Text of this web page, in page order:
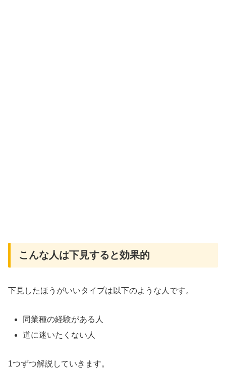
こんな人は下見すると効果的
下見したほうがいいタイプは以下のような人です。
同業種の経験がある人
道に迷いたくない人
1つずつ解説していきます。